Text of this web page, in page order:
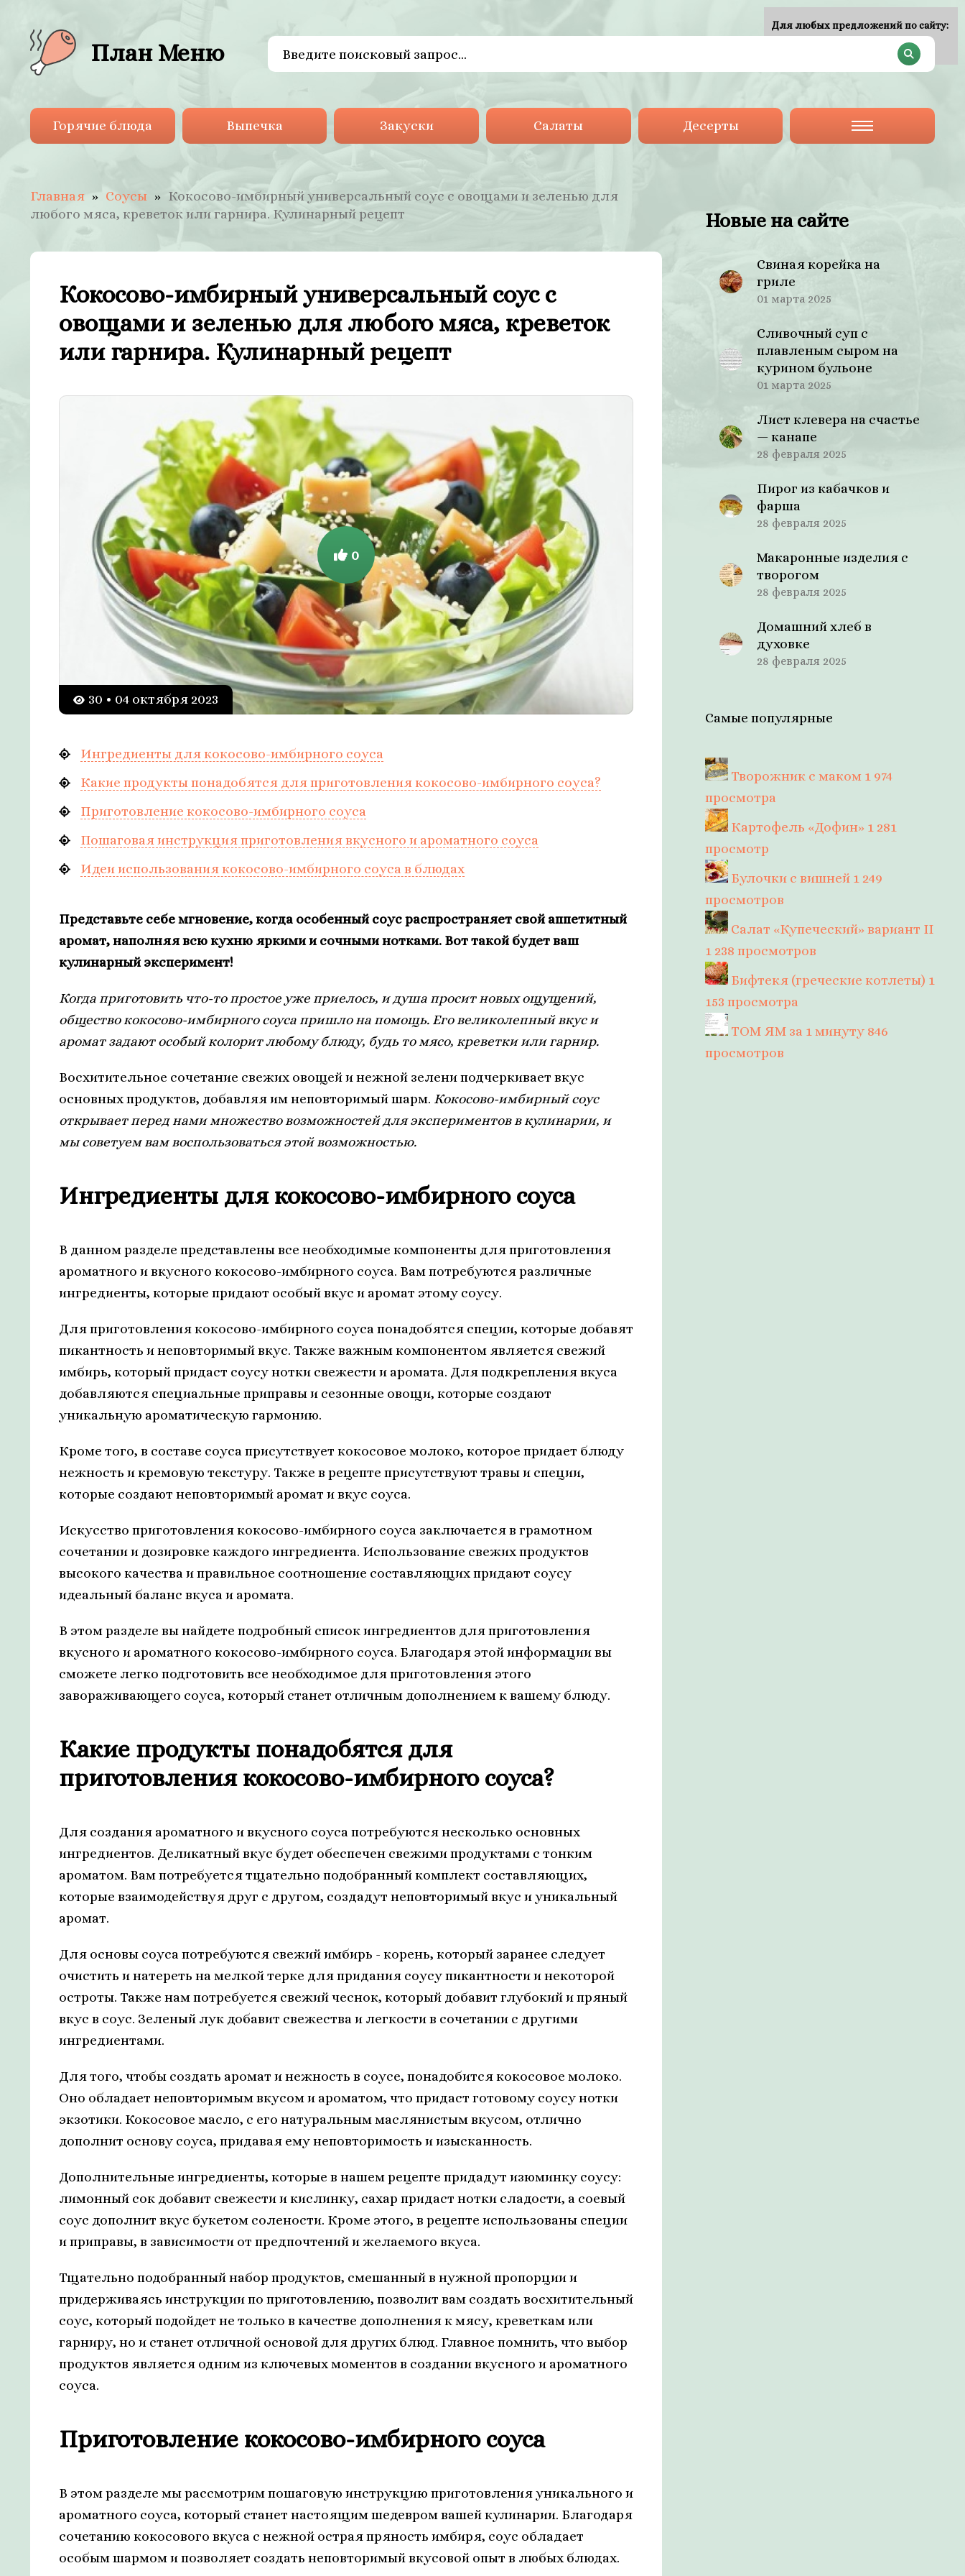
План Меню
Горячие блюда Выпечка Закуски Салаты Десерты
Главная Соусы
Кокосово-имбирный универсальный соус с овощами и зеленью для
любого мяса, креветок или гарнира. Кулинарный рецепт
Кокосово-имбирный универсальный соус с
овощами и зеленью для любого мяса, креветок
или гарнира. Кулинарный рецепт
30 • 04 октября 2023
0
Ингредиенты для кокосово-имбирного соуса
Какие продукты понадобятся для приготовления кокосово-имбирного соуса?
Приготовление кокосово-имбирного соуса
Пошаговая инструкция приготовления вкусного и ароматного соуса
Идеи использования кокосово-имбирного соуса в блюдах
Представьте себе мгновение, когда особенный соус распространяет свой аппетитный
аромат, наполняя всю кухню яркими и сочными нотками. Вот такой будет ваш
кулинарный эксперимент!
Когда приготовить что-то простое уже приелось, и душа просит новых ощущений,
общество кокосово-имбирного соуса пришло на помощь. Его великолепный вкус и
аромат задают особый колорит любому блюду, будь то мясо, креветки или гарнир.
Восхитительное сочетание свежих овощей и нежной зелени подчеркивает вкус
основных продуктов, добавляя им неповторимый шарм. Кокосово-имбирный соус
открывает перед нами множество возможностей для экспериментов в кулинарии, и
мы советуем вам воспользоваться этой возможностью.
Ингредиенты для кокосово-имбирного соуса
В данном разделе представлены все необходимые компоненты для приготовления
ароматного и вкусного кокосово-имбирного соуса. Вам потребуются различные
ингредиенты, которые придают особый вкус и аромат этому соусу.
Для приготовления кокосово-имбирного соуса понадобятся специи, которые добавят
пикантность и неповторимый вкус. Также важным компонентом является свежий
имбирь, который придаст соусу нотки свежести и аромата. Для подкрепления вкуса
добавляются специальные приправы и сезонные овощи, которые создают
уникальную ароматическую гармонию.
Кроме того, в составе соуса присутствует кокосовое молоко, которое придает блюду
нежность и кремовую текстуру. Также в рецепте присутствуют травы и специи,
которые создают неповторимый аромат и вкус соуса.
Искусство приготовления кокосово-имбирного соуса заключается в грамотном
сочетании и дозировке каждого ингредиента. Использование свежих продуктов
высокого качества и правильное соотношение составляющих придают соусу
идеальный баланс вкуса и аромата.
В этом разделе вы найдете подробный список ингредиентов для приготовления
вкусного и ароматного кокосово-имбирного соуса. Благодаря этой информации вы
сможете легко подготовить все необходимое для приготовления этого
завораживающего соуса, который станет отличным дополнением к вашему блюду.
Какие продукты понадобятся для
приготовления кокосово-имбирного соуса?
Для создания ароматного и вкусного соуса потребуются несколько основных
ингредиентов. Деликатный вкус будет обеспечен свежими продуктами с тонким
ароматом. Вам потребуется тщательно подобранный комплект составляющих,
которые взаимодействуя друг с другом, создадут неповторимый вкус и уникальный
аромат.
Для основы соуса потребуются свежий имбирь - корень, который заранее следует
очистить и натереть на мелкой терке для придания соусу пикантности и некоторой
остроты. Также нам потребуется свежий чеснок, который добавит глубокий и пряный
вкус в соус. Зеленый лук добавит свежества и легкости в сочетании с другими
ингредиентами.
Для того, чтобы создать аромат и нежность в соусе, понадобится кокосовое молоко.
Оно обладает неповторимым вкусом и ароматом, что придаст готовому соусу нотки
экзотики. Кокосовое масло, с его натуральным маслянистым вкусом, отлично
дополнит основу соуса, придавая ему неповторимость и изысканность.
Дополнительные ингредиенты, которые в нашем рецепте придадут изюминку соусу:
лимонный сок добавит свежести и кислинку, сахар придаст нотки сладости, а соевый
соус дополнит вкус букетом солености. Кроме этого, в рецепте использованы специи
и приправы, в зависимости от предпочтений и желаемого вкуса.
Тщательно подобранный набор продуктов, смешанный в нужной пропорции и
придерживаясь инструкции по приготовлению, позволит вам создать восхитительный
соус, который подойдет не только в качестве дополнения к мясу, креветкам или
гарниру, но и станет отличной основой для других блюд. Главное помнить, что выбор
продуктов является одним из ключевых моментов в создании вкусного и ароматного
соуса.
Приготовление кокосово-имбирного соуса
В этом разделе мы рассмотрим пошаговую инструкцию приготовления уникального и
ароматного соуса, который станет настоящим шедевром вашей кулинарии. Благодаря
сочетанию кокосового вкуса с нежной острая пряность имбиря, соус обладает
особым шармом и позволяет создать неповторимый вкусовой опыт в любых блюдах.
Новые на сайте
Свиная корейка на
гриле
01 марта 2025
Сливочный суп с
плавленым сыром на
курином бульоне
01 марта 2025
Лист клевера на счастье
— канапе
28 февраля 2025
Пирог из кабачков и
фарша
28 февраля 2025
Макаронные изделия с
творогом
28 февраля 2025
Домашний хлеб в
духовке
28 февраля 2025
Самые популярные
Творожник с маком 1 974
просмотра
Картофель «Дофин» 1 281
просмотр
Булочки с вишней 1 249
просмотров
Салат «Купеческий» вариант II
1 238 просмотров
Бифтекя (греческие котлеты) 1
153 просмотра
ТОМ ЯМ за 1 минуту 846
просмотров
Для любых предложений по сайту: